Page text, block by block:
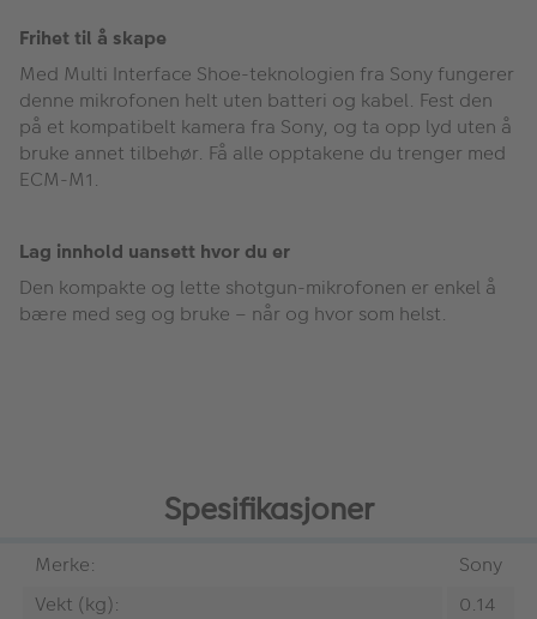
Frihet til å skape
Med Multi Interface Shoe-teknologien fra Sony fungerer
denne mikrofonen helt uten batteri og kabel. Fest den
på et kompatibelt kamera fra Sony, og ta opp lyd uten å
bruke annet tilbehør. Få alle opptakene du trenger med
ECM-M1.
Lag innhold uansett hvor du er
Den kompakte og lette shotgun-mikrofonen er enkel å
bære med seg og bruke – når og hvor som helst.
Spesifikasjoner
Merke:
Sony
Vekt (kg):
0.14